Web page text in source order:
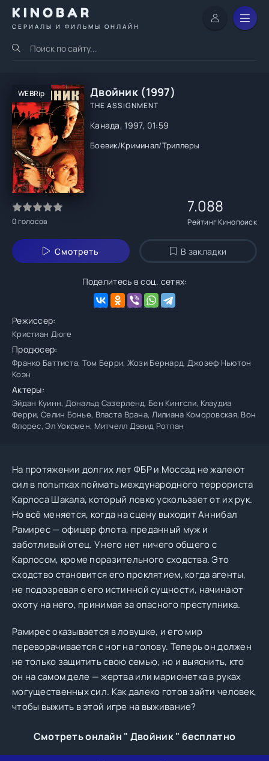
KINOBAR
СЕРИАЛЫ И ФИЛЬМЫ ОНЛАЙН
WEBRip Двойник (1997)
THE ASSIGNMENT
Канада, 1997, 01:59
Боевик/Криминал/Триллеры
0голосов
7.088
Рейтинг Кинопоиск
Смотреть В закладки
Поделитесь в соц. сетях:
Режиссер:
Кристиан Дюге
Продюсер:
Франко Баттиста, Том Берри, Жози Бернард, Джозеф Ньютон
Коэн
Актеры:
Эйдан Куинн, Дональд Сазерленд, Бен Кингсли, Клаудиа
Ферри, Селин Бонье, Власта Врана, Лилиана Коморовская, Вон
Флорес, Эл Уоксмен, Митчелл Дэвид Ротпан
На протяжении долгих лет ФБР и Моссад не жалеют
сил в попытках поймать международного террориста
Карлоса Шакала, который ловко ускользает от их рук.
Но всё меняется, когда на сцену выходит Аннибал
Рамирес — офицер флота, преданный муж и
заботливый отец. У него нет ничего общего с
Карлосом, кроме поразительного сходства. Это
сходство становится его проклятием, когда агенты,
не подозревая о его истинной сущности, начинают
охоту на него, принимая за опасного преступника.
Рамирес оказывается в ловушке, и его мир
переворачивается с ног на голову. Теперь он должен
не только защитить свою семью, но и выяснить, кто
он на самом деле — жертва или марионетка в руках
могущественных сил. Как далеко готов зайти человек,
чтобы выжить в этой игре на выживание?
Смотреть онлайн " Двойник " бесплатно